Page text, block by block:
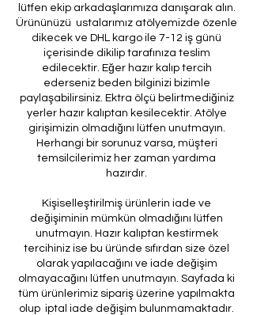
lütfen ekip arkadaşlarımıza danışarak alın.
Ürününüzü ustalarımız atölyemizde özenle
dikecek ve DHL kargo ile 7-12 iş günü
içerisinde dikilip tarafınıza teslim
edilecektir. Eğer hazır kalıp tercih
ederseniz beden bilginizi bizimle
paylaşabilirsiniz. Ektra ölçü belirtmediğiniz
yerler hazır kalıptan kesilecektir. Atölye
girişimizin olmadığını lütfen unutmayın.
Herhangi bir sorunuz varsa, müşteri
temsilcilerimiz her zaman yardıma
hazırdır.
Kişiselleştirilmiş ürünlerin iade ve
değişiminin mümkün olmadığını lütfen
unutmayın. Hazır kalıptan kestirmek
tercihiniz ise bu üründe sıfırdan size özel
olarak yapılacağını ve iade değişim
olmayacağını lütfen unutmayın. Sayfada ki
tüm ürünlerimiz sipariş üzerine yapılmakta
olup iptal iade değişim bulunmamaktadır.